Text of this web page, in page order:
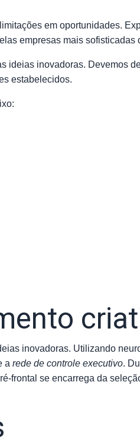
em oportunidades.
empresas mais sofisticadas
ideias inovadoras. Devemos
estabelecidos.
inovadoras. Utilizando
a rede de controle executivo.
frontal se encarrega da